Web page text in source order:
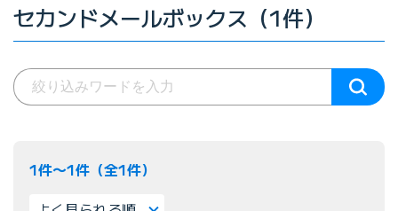
セカンドメールボックス（1件）
1件〜1件（全1件）